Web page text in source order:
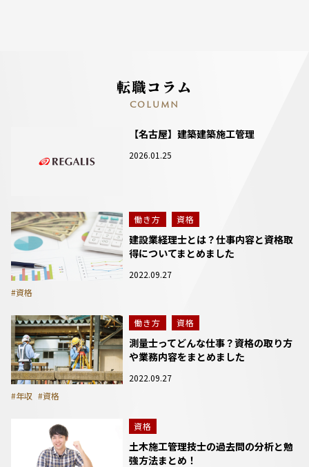
転職コラム
COLUMN
【名古屋】建築建築施工管理
2026.01.25
働き方 資格
建設業経理士とは？仕事内容と資格取
得についてまとめました
2022.09.27
#資格
働き方 資格
測量士ってどんな仕事？資格の取り方
や業務内容をまとめました
2022.09.27
#年収 #資格
資格
土木施工管理技士の過去問の分析と勉
強方法まとめ！